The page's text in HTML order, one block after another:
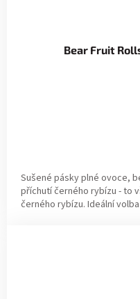
Bear Fruit
Sušené pásky plné ovoce,
příchutí černého rybízu - to
černého rybízu. Ideální